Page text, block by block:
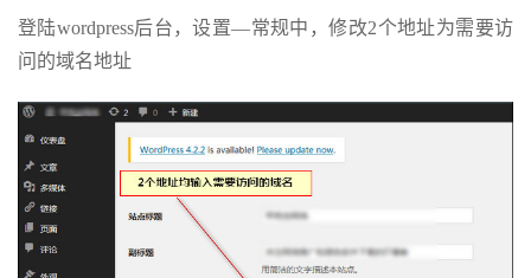
登陆wordpress后台，设置—常规中，修改2个地址为需要访
问的域名地址